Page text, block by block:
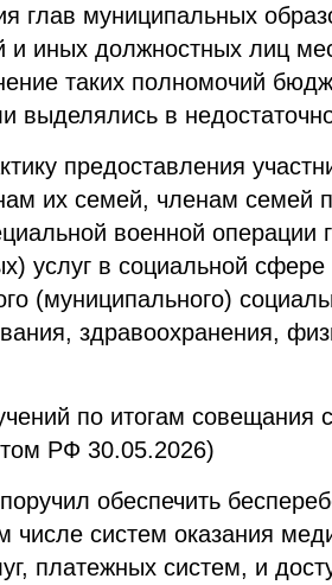
глав муниципальных
и иных должностных лиц
таких полномочий
выделялись в
предоставления
их семей, членам семей
военной операции
услуг в социальной
(муниципального)
здравоохранения,
по итогам совещания
РФ 30.05.2026)
обеспечить
числе систем оказания
платежных систем, и